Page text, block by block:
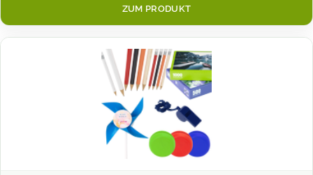
ZUM PRODUKT